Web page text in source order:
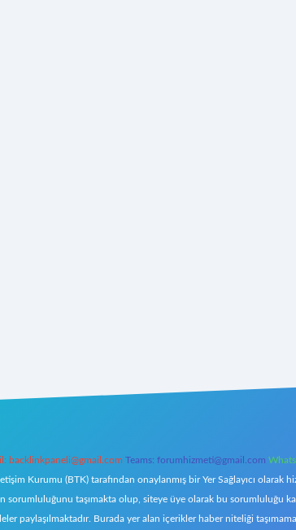
backlinkpaneli@gmail.com Teams: forumhizmeti@gmail.com
Kurumu (BTK) tarafından onaylanmış bir Yer Sağlayıcı
taşımakta olup, siteye üye olarak bu sorumluluğu
paylaşılmaktadır. Burada yer alan içerikler haber niteliği